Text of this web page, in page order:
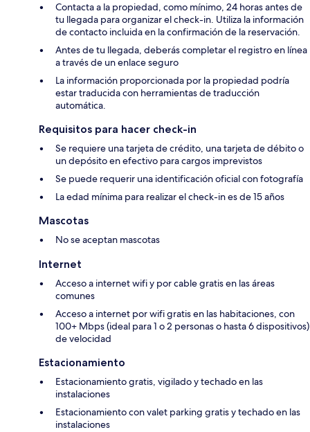
Contacta a la propiedad, como mínimo, 24 horas antes de
tu llegada para organizar el check-in. Utiliza la información
de contacto incluida en la confirmación de la reservación.
Antes de tu llegada, deberás completar el registro en línea
a través de un enlace seguro
La información proporcionada por la propiedad podría
estar traducida con herramientas de traducción
automática.
Requisitos para hacer check-in
Se requiere una tarjeta de crédito, una tarjeta de débito o
un depósito en efectivo para cargos imprevistos
Se puede requerir una identificación oficial con fotografía
La edad mínima para realizar el check-in es de 15 años
Mascotas
No se aceptan mascotas
Internet
Acceso a internet wifi y por cable gratis en las áreas
comunes
Acceso a internet por wifi gratis en las habitaciones, con
100+ Mbps (ideal para 1 o 2 personas o hasta 6 dispositivos)
de velocidad
Estacionamiento
Estacionamiento gratis, vigilado y techado en las
instalaciones
Estacionamiento con valet parking gratis y techado en las
instalaciones